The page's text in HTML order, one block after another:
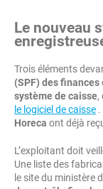
Le nouveau
Trois éléments
(SPF) des finances
système de caisse,
le logiciel de caisse
Horeca ont déjà
L’exploitant doit
Une liste des
le site du ministère